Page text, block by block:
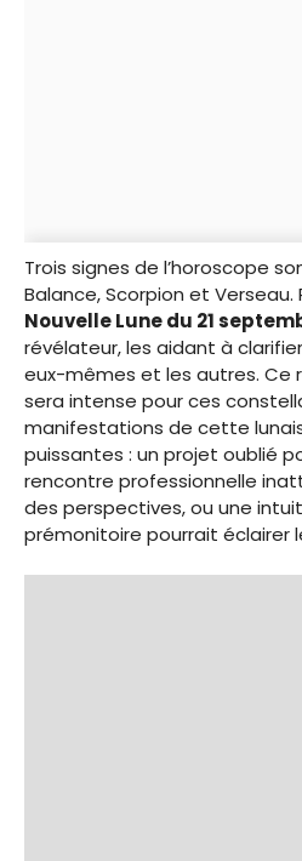
Trois signes de l’horoscope
Balance, Scorpion et Verseau.
Nouvelle Lune du 21
révélateur, les aidant à
eux-mêmes et les autres. Ce
sera intense pour ces
manifestations de cette
puissantes : un projet oublié
rencontre professionnelle
des perspectives, ou une
prémonitoire pourrait éclairer